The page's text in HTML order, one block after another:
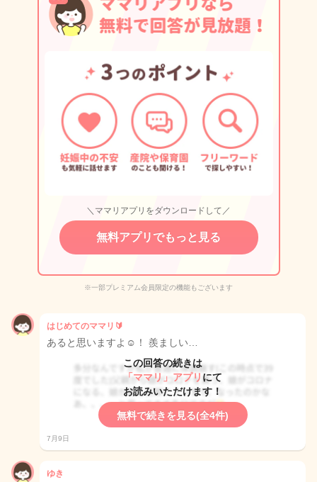
＼ママリアプリをダウンロードして／
無料アプリでもっと見る
※一部プレミアム会員限定の機能もございます
はじめてのママリ🔰
あると思いますよ☺️！ 羨ましい…
この回答の続きは
「ママリ」アプリ にて
お読みいただけます！
無料で続きを見る(全4件)
7月9日
ゆき